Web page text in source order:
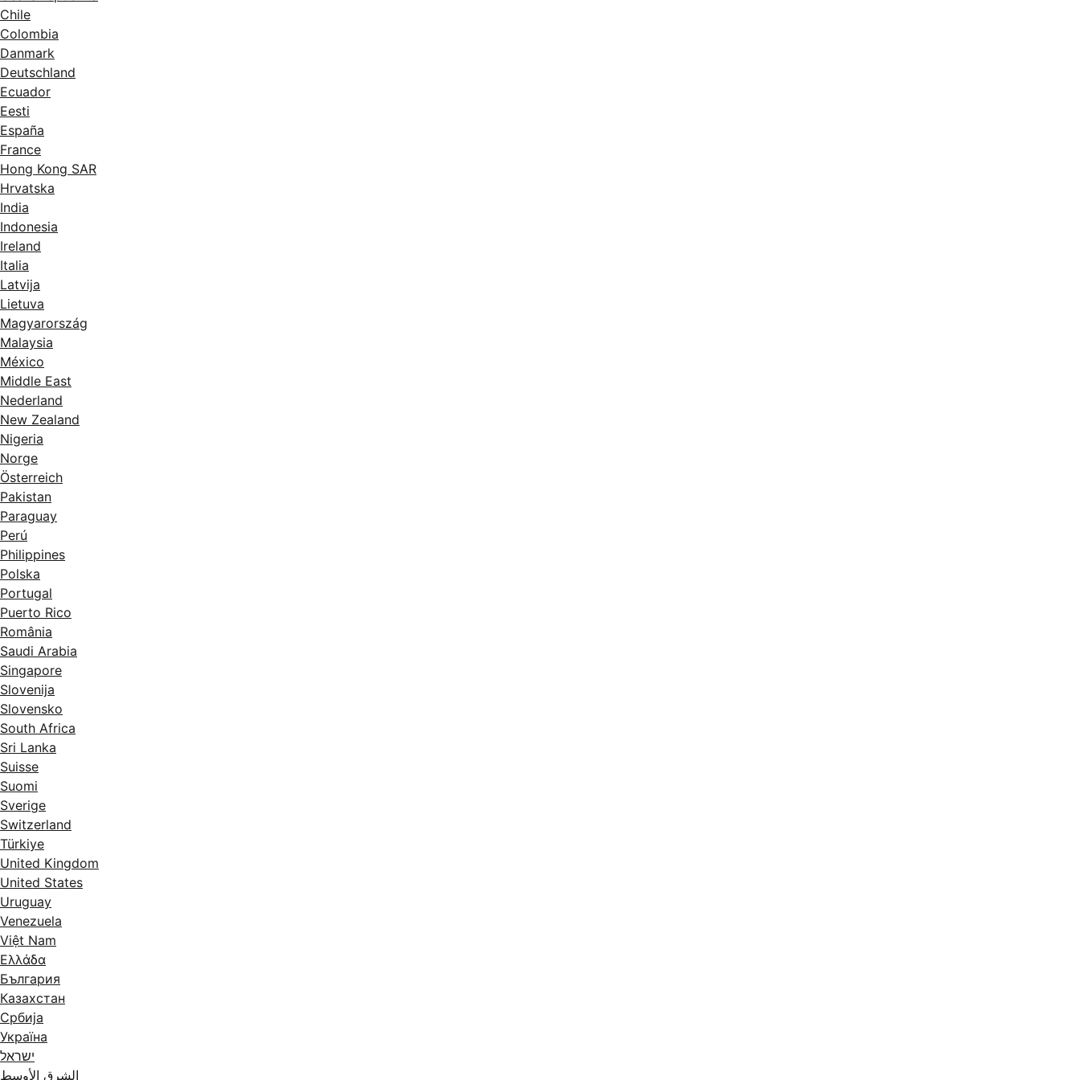
Chile
Colombia
Danmark
Deutschland
Ecuador
Eesti
España
France
Hong Kong SAR
Hrvatska
India
Indonesia
Ireland
Italia
Latvija
Lietuva
Magyarország
Malaysia
México
Middle East
Nederland
New Zealand
Nigeria
Norge
Österreich
Pakistan
Paraguay
Perú
Philippines
Polska
Portugal
Puerto Rico
România
Saudi Arabia
Singapore
Slovenija
Slovensko
South Africa
Sri Lanka
Suisse
Suomi
Sverige
Switzerland
Türkiye
United Kingdom
United States
Uruguay
Venezuela
Việt Nam
Ελλάδα
България
Казахстан
Србија
Україна
ישראל
الشرق الأوسط